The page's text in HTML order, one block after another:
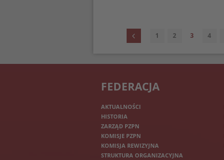
1 2 3 4
FEDERACJA
AKTUALNOŚCI
HISTORIA
ZARZĄD PZPN
KOMISJE PZPN
KOMISJA REWIZYJNA
STRUKTURA ORGANIZACYJNA